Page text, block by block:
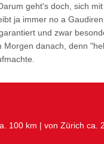
geht's doch, sich
ja immer no a
und zwar
Morgen danach, denn
100 km | von Zürich ca.